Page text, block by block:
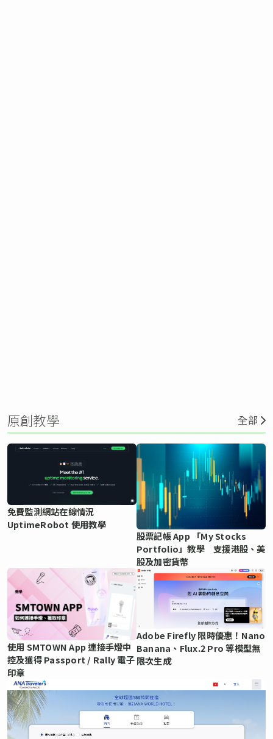
原創教學 全部
免費監測網站在線情況
UptimeRobot 使用教學
股票記帳 App 「My Stocks
Portfolio」教學 支援港股、美
股及加密貨幣
使用 SMTOWN App 連接手燈中
控及獲得 Passport / Rally 電子
印章
Adobe Firefly 限時優惠！Nano
Banana、Flux.2 Pro 等模型無
限次生成